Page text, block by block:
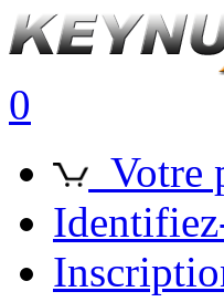
0
Votre